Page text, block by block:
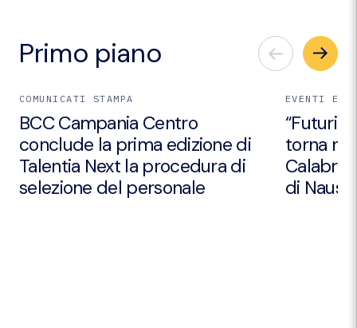
Primo piano
COMUNICATI STAMPA
BCC Campania Centro
conclude la prima edizione di
Talentia Next la procedura di
selezione del personale
EVENTI E
“Futuri
torna
Calabria
di